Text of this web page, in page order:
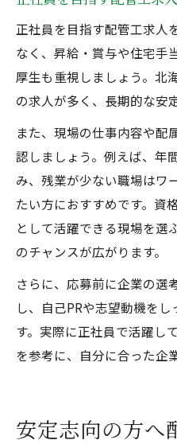
正社員を目指す配管工求人
なく、昇給・賞与や住宅手
厚生も重視しましょう。北
の求人が多く、長期的な安
また、現場の仕事内容や配
認しましょう。例えば、年
み、残業が少ない職場はワ
たい方におすすめです。資
として活躍できる現場を選
のチャンスが広がります。
さらに、応募前に企業の選
し、自己PRや志望動機を
す。実際に正社員で活躍し
を参考に、自分に合った企
安定志向の方へ